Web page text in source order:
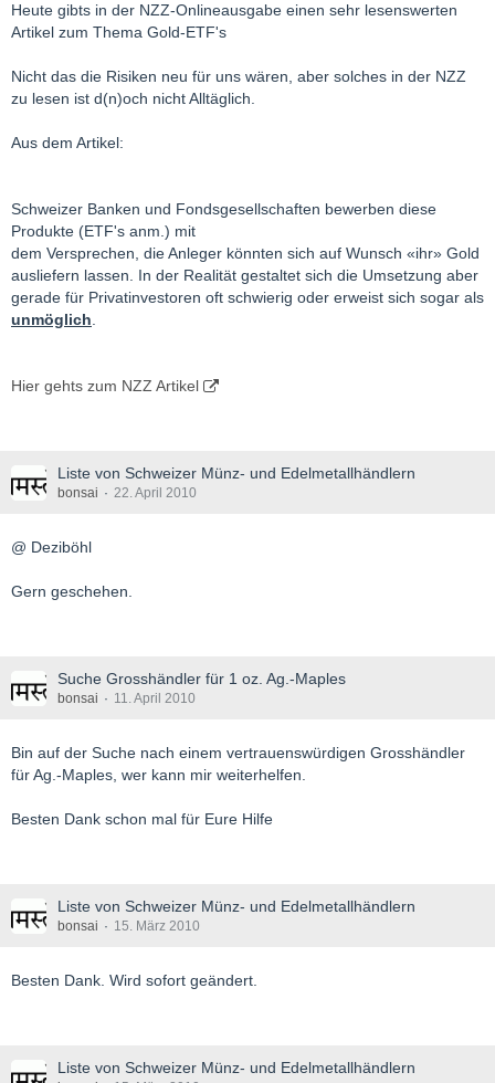
Heute gibts in der NZZ-Onlineausgabe einen sehr lesenswerten
Artikel zum Thema Gold-ETF's
Nicht das die Risiken neu für uns wären, aber solches in der NZZ
zu lesen ist d(n)och nicht Alltäglich.
Aus dem Artikel:
Schweizer Banken und Fondsgesellschaften bewerben diese
Produkte (ETF's anm.) mit
dem Versprechen, die Anleger könnten sich auf Wunsch «ihr» Gold
ausliefern lassen. In der Realität gestaltet sich die Umsetzung aber
gerade für Privatinvestoren oft schwierig oder erweist sich sogar als
unmöglich
Hier gehts zum NZZ Artikel
Liste von Schweizer Münz- und Edelmetallhändlern
bonsai 22. April 2010
@ Deziböhl
Gern geschehen.
Suche Grosshändler für 1 oz. Ag.-Maples
bonsai 11. April 2010
Bin auf der Suche nach einem vertrauenswürdigen Grosshändler
für Ag.-Maples, wer kann mir weiterhelfen.
Besten Dank schon mal für Eure Hilfe
Liste von Schweizer Münz- und Edelmetallhändlern
bonsai 15. März 2010
Besten Dank. Wird sofort geändert.
Liste von Schweizer Münz- und Edelmetallhändlern